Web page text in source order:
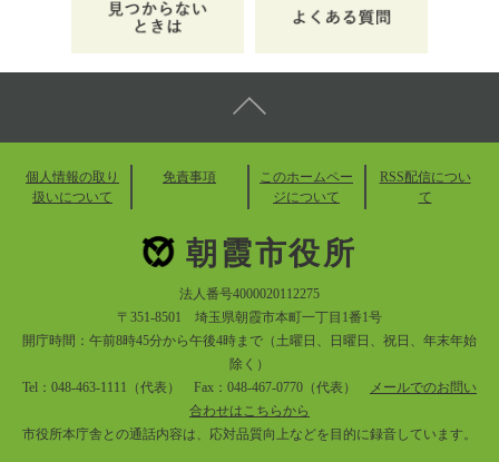
個人情報の取り
扱いについて
免責事項
このホームペー
ジについて
RSS配信につい
て
朝霞市役所
法人番号4000020112275
〒351-8501 埼玉県朝霞市本町一丁目1番1号
開庁時間：午前8時45分から午後4時まで（土曜日、日曜日、祝日、年末年始
除く）
Tel：048-463-1111（代表） Fax：048-467-0770（代表）
メールでのお問い
合わせはこちらから
市役所本庁舎との通話内容は、応対品質向上などを目的に録音しています。